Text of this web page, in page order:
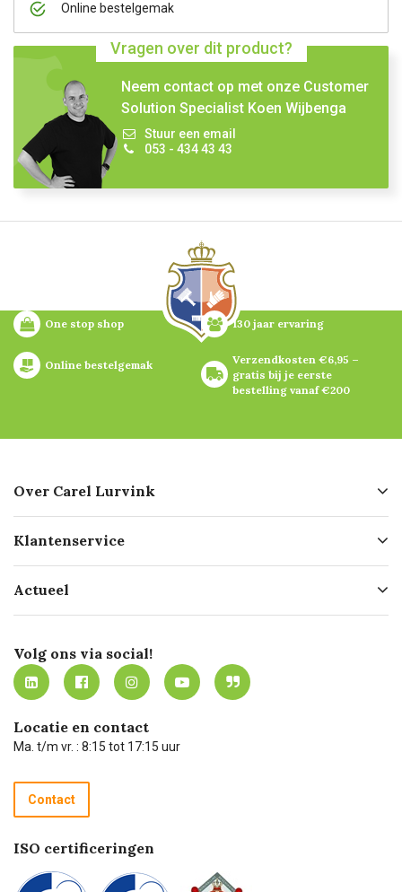
Online bestelgemak
Vragen over dit product?
Neem contact op met onze Customer
Solution Specialist Koen Wijbenga
Stuur een email
053 - 434 43 43
One stop shop 130 jaar ervaring
Online bestelgemak
Verzendkosten €6,95 –
gratis bij je eerste
bestelling vanaf €200
Over Carel Lurvink
Geschiedenis
Missie
Werken bij Carel Lurvink
MVO
Klantenservice
Bezorgen
Mijn Carel Lurvink
Mijn Carel Lurvink instructievideo's
Carel Lurvink App
Hulp op afstand
Technische dienst
Recycle programma
Betalen
Actueel
Innovation LAB
Tevreden klanten
Carel Lurvink Blog
Carel de podcast
Volg ons via social!
Locatie en contact
Ma. t/m vr. : 8:15 tot 17:15 uur
Contact
ISO certificeringen